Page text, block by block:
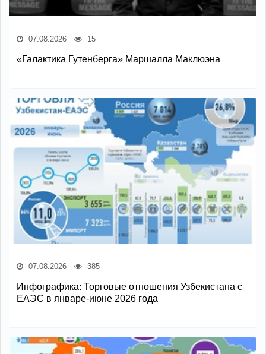
07.08.2026 15
«Галактика Гутенберга» Маршалла Маклюэна
07.08.2026 385
Инфографика: Торговые отношения Узбекистана с
ЕАЭС в январе-июне 2026 года